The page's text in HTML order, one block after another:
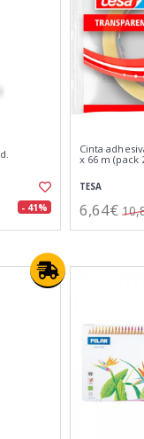
- 41%
Cinta
x 66 m (pack
TESA
6,64€